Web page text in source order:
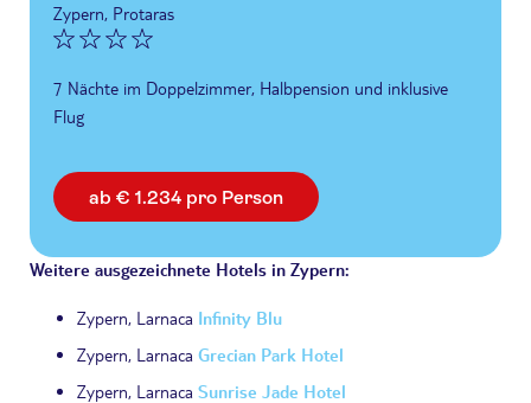
Zypern, Protaras
7 Nächte im Doppelzimmer, Halbpension und inklusive
Flug
ab € 1.234 pro Person
Weitere ausgezeichnete Hotels in Zypern:
Zypern, Larnaca Infinity Blu
Zypern, Larnaca Grecian Park Hotel
Zypern, Larnaca Sunrise Jade Hotel